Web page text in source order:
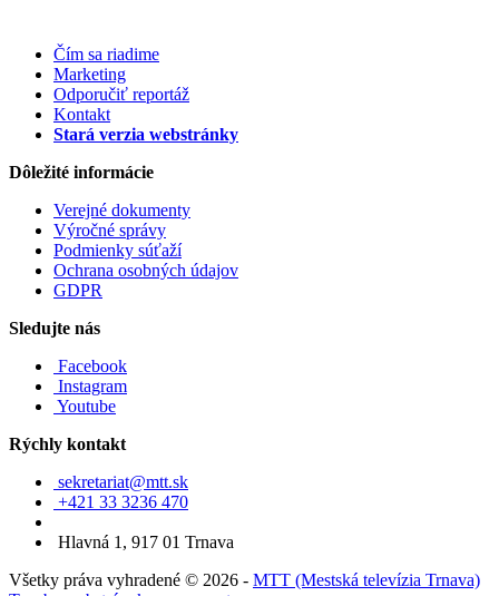
Čím sa riadime
Marketing
Odporučiť reportáž
Kontakt
Stará verzia webstránky
Dôležité informácie
Verejné dokumenty
Výročné správy
Podmienky súťaží
Ochrana osobných údajov
GDPR
Sledujte nás
Facebook
Instagram
Youtube
Rýchly kontakt
sekretariat@mtt.sk
+421 33 3236 470
Hlavná 1, 917 01 Trnava
Všetky práva vyhradené © 2026 - MTT (Mestská televízia Trnava)